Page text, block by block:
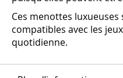
‎Ces menottes luxueuses
compatibles avec les
quotidienne.‎